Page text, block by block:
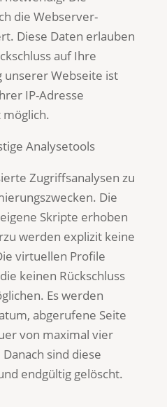
die Webserver-
Diese Daten erlauben
auf Ihre
unserer Webseite ist
IP-Adresse
Analysetools
Zugriffsanalysen zu
Die
Skripte erhoben
werden explizit keine
virtuellen Profile
keinen Rückschluss
Es werden
abgerufene Seite
von maximal vier
sind diese
endgültig gelöscht.